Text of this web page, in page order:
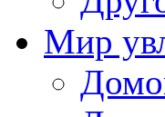
Мир